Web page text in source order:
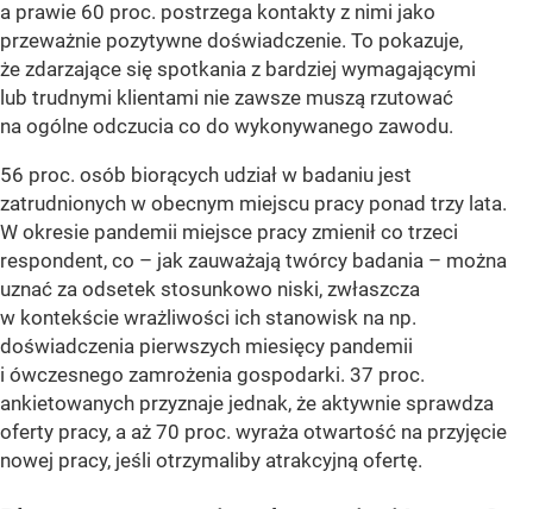
a prawie 60 proc. postrzega kontakty z nimi jako
przeważnie pozytywne doświadczenie. To pokazuje,
że zdarzające się spotkania z bardziej wymagającymi
lub trudnymi klientami nie zawsze muszą rzutować
na ogólne odczucia co do wykonywanego zawodu.
56 proc. osób biorących udział w badaniu jest
zatrudnionych w obecnym miejscu pracy ponad trzy lata.
W okresie pandemii miejsce pracy zmienił co trzeci
respondent, co – jak zauważają twórcy badania – można
uznać za odsetek stosunkowo niski, zwłaszcza
w kontekście wrażliwości ich stanowisk na np.
doświadczenia pierwszych miesięcy pandemii
i ówczesnego zamrożenia gospodarki. 37 proc.
ankietowanych przyznaje jednak, że aktywnie sprawdza
oferty pracy, a aż 70 proc. wyraża otwartość na przyjęcie
nowej pracy, jeśli otrzymaliby atrakcyjną ofertę.